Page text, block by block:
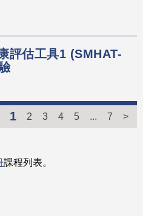
評估工具1 (SMHAT-
1 2 3 4 5 ... 7 >
課程列表。